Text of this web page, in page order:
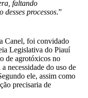
faltando
desses processos.”
Canel, foi convidado
Legislativa do Piauí
de agrotóxicos no
necessidade do uso de
ele, assim como
precisaria de